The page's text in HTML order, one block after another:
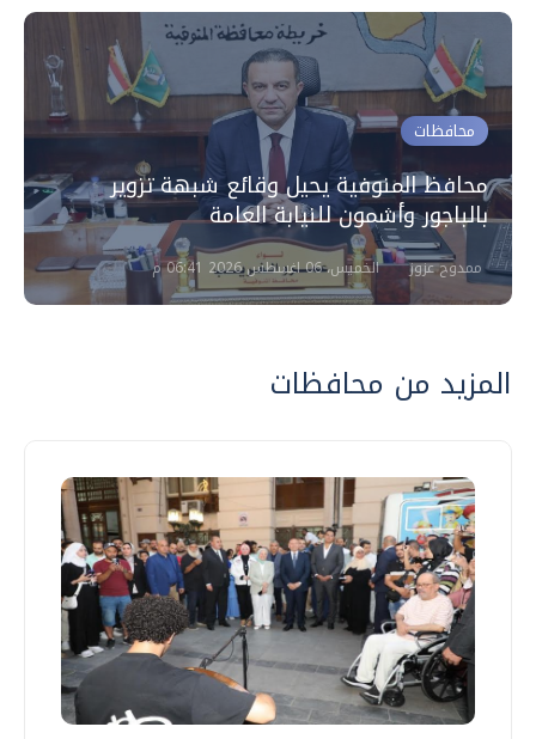
محافظات
محافظ المنوفية يحيل وقائع شبهة تزوير
بالباجور وأشمون للنيابة العامة
ممدوح عزوز الخميس، 06 اغسطس 2026 06:41 م
المزيد من محافظات